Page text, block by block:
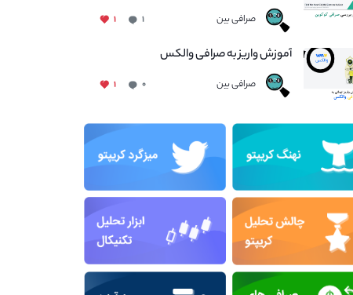
صرافی بین ۱ ۱
آموزش واریز به صرافی والکس
صرافی بین ۰ ۱